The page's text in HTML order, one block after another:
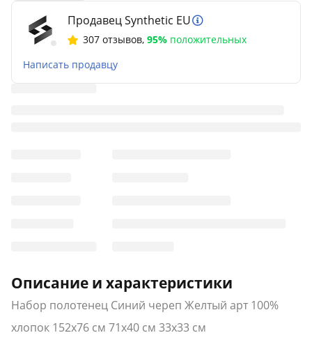
Продавец Synthetic EU
307 отзывов, 95% положительных
Написать продавцу
Описание и характеристики
Набор полотенец Синий череп Желтый арт 100%
хлопок 152х76 см 71х40 см 33х33 см